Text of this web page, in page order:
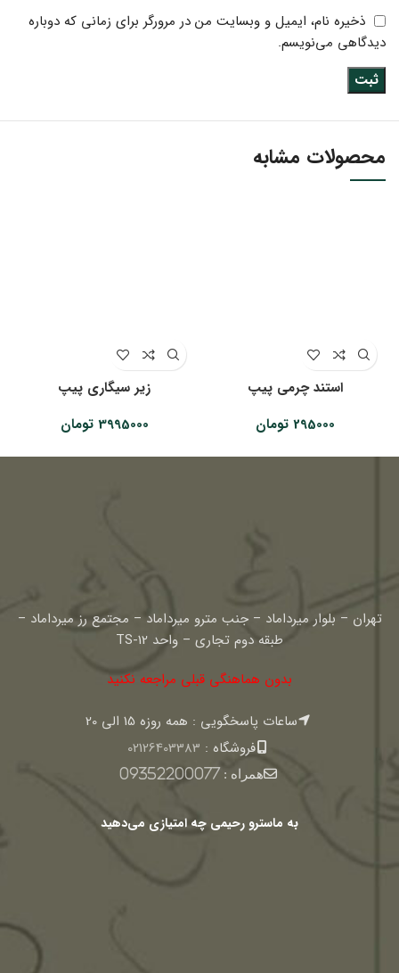
ذخیره نام، ایمیل و وبسایت من در مرورگر برای زمانی که دوباره
دیدگاهی می‌نویسم.
محصولات مشابه
استند چرمی پیپ
295000 تومان
زیر سیگاری پیپ
3995000 تومان
تهران – بلوار میرداماد – جنب مترو میرداماد – مجتمع رز میرداماد –
طبقه دوم تجاری – واحد TS-12
بدون هماهنگی قبلی مراجعه نکنید
ساعات پاسخگویی : همه روزه 15 الی 20
فروشگاه : 02126403383
همراه :09352200077
به ماسترو رحیمی چه امتیازی می‌دهید